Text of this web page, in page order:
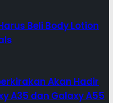
Beli Body Lotion
Akan Hadir
A35 dan Galaxy A55